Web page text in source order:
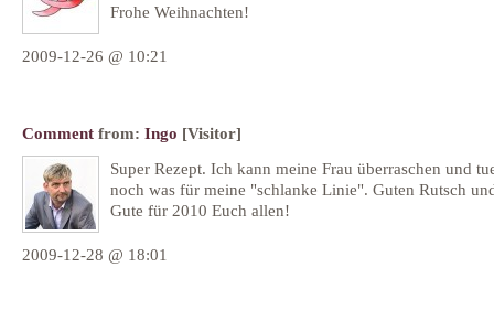
Frohe Weihnachten!
2009-12-26 @ 10:21
Comment from: Ingo [Visitor]
Super Rezept. Ich kann meine Frau überraschen und
noch was für meine "schlanke Linie". Guten Rutsch
Gute für 2010 Euch allen!
2009-12-28 @ 18:01